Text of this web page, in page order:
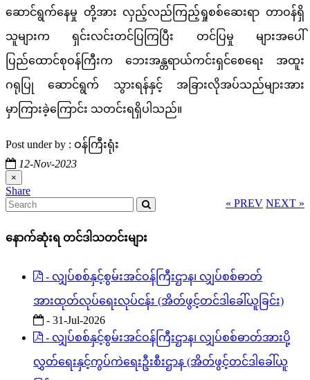
ဆောင်ရွက်နေမှု တို့အား လှည့်လည်ကြည့်ရှုစစ်ဆေးရာ တာဝန်ရှိ
သူများက ရှင်းလင်းတင်ပြကြပြီး တင်ပြမှု များအပေါ်
ပြည်ထောင်စုဝန်ကြီးက ဘေးအန္တရာယ်ကင်းရှင်စေရေး အထူး
ဂရုပြု ဆောင်ရွက် သွားရန်နှင့် အခြားလိုအပ်သည်များအား
မှာကြားခဲ့ကြောင်း သတင်းရရှိပါသည်။
Post under by : ဝန်ကြီးရုံး
12-Nov-2023
×
Share
« PREV NEXT »
နောက်ဆုံးရ တင်ဒါသတင်းများ
- လျှပ်စစ်နှင့်စွမ်းအင်ဝန်ကြီးဌာန၊ လျှပ်စစ်ဓာတ်
အားထုတ်လုပ်ရေးလုပ်ငန်း (အိတ်ဖွင့်တင်ဒါခေါ်ယူခြင်း)
- 31-Jul-2026
- လျှပ်စစ်နှင့်စွမ်းအင်ဝန်ကြီးဌာန၊ လျှပ်စစ်ဓာတ်အားပို့
လွှတ်ရေးနှင့်ကွပ်ကဲရေးဦးစီးဌာန (အိတ်ဖွင့်တင်ဒါခေါ်ယူ